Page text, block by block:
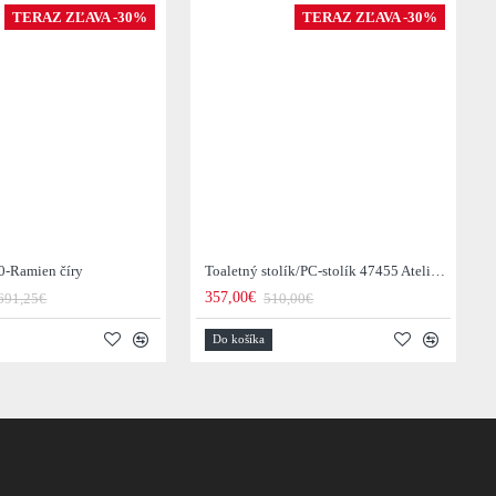
TERAZ ZĽAVA -30%
Ramien číry
TERAZ ZĽAVA -30%
Toaletný stolík/PC-stolík 47455 Atelier 120cm Natural Dub Dyha
357,00€ 510,00€
Do košíka